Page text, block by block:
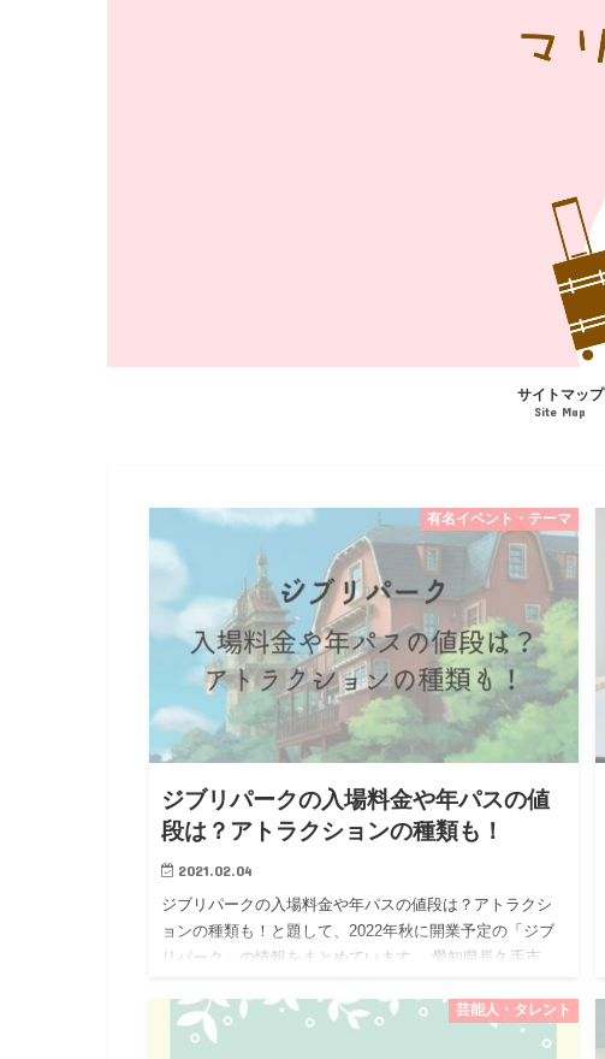
サイトマップ
Site Map
有名イベント・テーマ
ジブリパークの入場料金や年パスの値
段は？アトラクションの種類も！
2021.02.04
ジブリパークの入場料金や年パスの値段は？アトラクシ
ョンの種類も！と題して、2022年秋に開業予定の「ジブ
リパーク」の情報をまとめています。 愛知県長久手市
ロパーク）」内に…
芸能人・タレント